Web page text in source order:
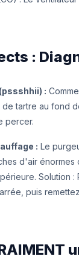
:
:
tartre au fond
percer.
: Le
d'air énormes
Solution
puis